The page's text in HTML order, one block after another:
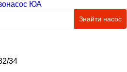
Знайти насос
34